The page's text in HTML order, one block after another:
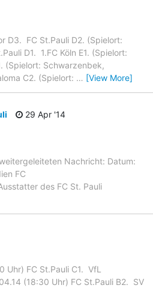
 FC St.Pauli D2. (Spielort:
D1.  1.FC Köln E1. (Spielort:
(Spielort: Schwarzenbek,
C2. (Spielort: … [View More]
29 Apr '14
Nachricht: Datum:
FC
des FC St. Pauli
FC St.Pauli C1.  VfL
(18:30 Uhr) FC St.Pauli B2.  SV